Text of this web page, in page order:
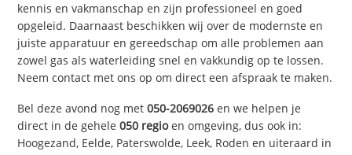
kennis en vakmanschap en zijn professioneel en goed
opgeleid. Daarnaast beschikken wij over de modernste en
juiste apparatuur en gereedschap om alle problemen aan
zowel gas als waterleiding snel en vakkundig op te lossen.
Neem contact met ons op om direct een afspraak te maken.
Bel deze avond nog met050-2069026 en we helpen je
direct in de gehele050 regioen omgeving, dus ook in:
Hoogezand, Eelde, Paterswolde, Leek, Roden en uiteraard in